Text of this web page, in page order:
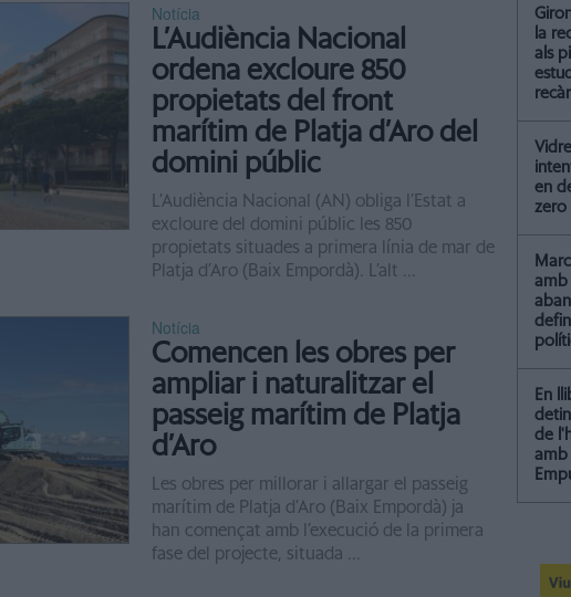
Notícia
L’Audiència Nacional
ordena excloure 850
propietats del front
marítim de Platja d’Aro del
domini públic
L’Audiència Nacional (AN) obliga l’Estat a
excloure del domini públic les 850
propietats situades a primera línia de mar de
Platja d’Aro (Baix Empordà). L’alt ...
Notícia
Comencen les obres per
ampliar i naturalitzar el
passeig marítim de Platja
d’Aro
Les obres per millorar i allargar el passeig
marítim de Platja d’Aro (Baix Empordà) ja
han començat amb l’execució de la primera
fase del projecte, situada ...
la
als
en
zero
amb
En
de
amb